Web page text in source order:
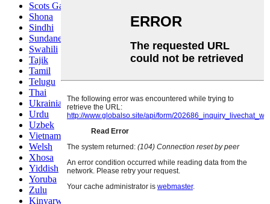
Scots Gaelic
Shona
Sindhi
Sundanese
Swahili
Tajik
Tamil
Telugu
Thai
Ukrainian
Urdu
Uzbek
Vietnamese
Welsh
Xhosa
Yiddish
Yoruba
Zulu
Kinyarwanda